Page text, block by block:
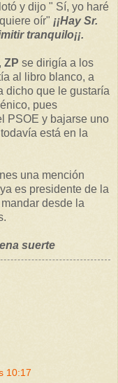
y dijo " Sí, yo haré
oír" ¡¡Hay Sr.
tranquilo¡¡.
ZP se dirigía a los
al libro blanco, a
dicho que le gustaría
pues
PSOE y bajarse uno
está en la
una mención
es presidente de la
desde la
suerte
10:17